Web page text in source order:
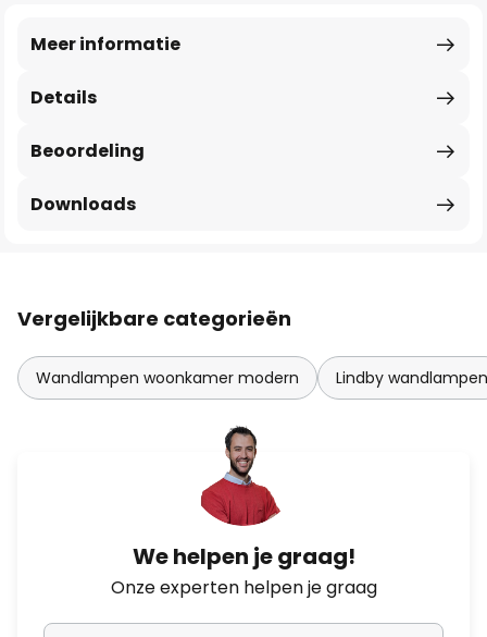
Details
Meer informatie
Beoordeling
Downloads
Vergelijkbare categorieën
Wandlampen woonkamer modern Lindby wandlampen
We helpen je graag!
Onze experten helpen je graag